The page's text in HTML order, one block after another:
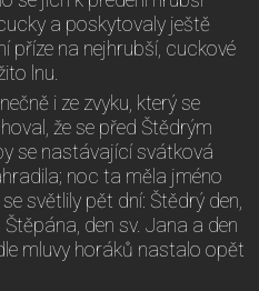
a poskytovaly ještě
příze na nejhrubší, cuckové
lnu.
i ze zvyku, který se
že se před Štědrým
se nastávající svátková
noc ta měla jméno
světlily pět dní: Štědrý den,
den sv. Jana a den
mluvy horáků nastalo opět